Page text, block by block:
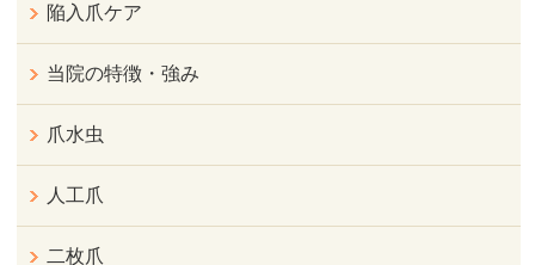
陥入爪ケア
当院の特徴・強み
爪水虫
人工爪
二枚爪